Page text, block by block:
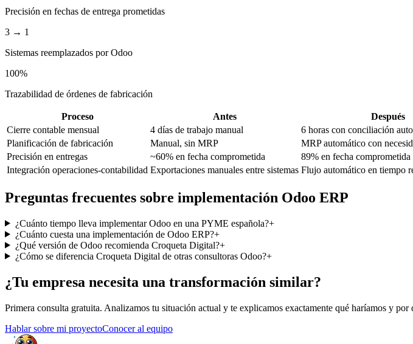
Precisión en fechas de entrega prometidas
3 → 1
Sistemas reemplazados por Odoo
100%
Trazabilidad de órdenes de fabricación
Proceso Antes
Después
Cierre contable mensual
4 días de trabajo manual
6 horas con conciliación
Planificación de fabricación
Manual, sin MRP
MRP automático con
Precisión en entregas
~60% en fecha comprometida
89% en fecha comprometida
Integración operaciones-contabilidad Exportaciones manuales entre sistemas Flujo automático en tiempo
Preguntas frecuentes sobre implementación Odoo ERP
¿Cuánto tiempo lleva implementar Odoo en una PYME española?+
¿Cuánto cuesta una implementación de Odoo ERP?+
¿Qué versión de Odoo recomienda Croqueta Digital?+
¿Cómo se diferencia Croqueta Digital de otras consultoras Odoo?+
¿Tu empresa necesita una transformación similar?
Primera consulta gratuita. Analizamos tu situación actual y te explicamos exactamente qué haríamos y por
Hablar sobre mi proyectoConocer al equipo